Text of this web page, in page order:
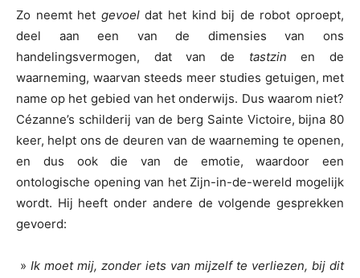
Zo neemt het gevoeldat het kind bij de robot oproept,
deel aan een van de dimensies van ons
handelingsvermogen, dat van de tastzinen de
waarneming, waarvan steeds meer studies getuigen, met
name op het gebied van het onderwijs. Dus waarom niet?
Cézanne’s schilderij van de berg Sainte Victoire, bijna 80
keer, helpt ons de deuren van de waarneming te openen,
en dus ook die van de emotie, waardoor een
ontologische opening van het Zijn-in-de-wereld mogelijk
wordt. Hij heeft onder andere de volgende gesprekken
gevoerd:
» Ik moet mij, zonder iets van mijzelf te verliezen, bij dit